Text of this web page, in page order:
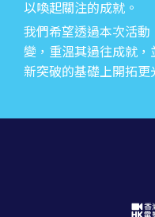
以喚起關注的成就。
我們希望透過本次活
變，重溫其過往成就，
新突破的基礎上開拓更